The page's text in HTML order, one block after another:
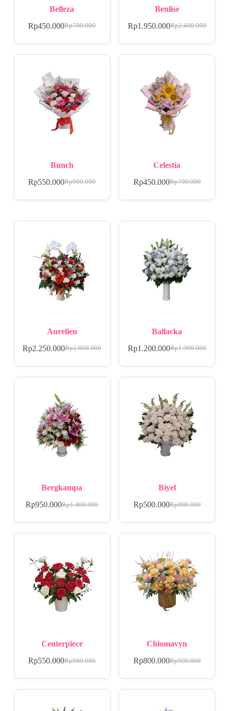
Belleza
Rp700.000
Rp450.000
Benlise
Rp2.400.000
Rp1.950.000
Bunch
Rp900.000
Rp550.000
Celestia
Rp700.000
Rp450.000
Aurelien
Rp2.800.000
Rp2.250.000
Ballacka
Rp1.900.000
Rp1.200.000
Bergkampa
Rp1.400.000
Rp950.000
Biyel
Rp800.000
Rp500.000
Centerpiece
Rp900.000
Rp550.000
Chiomavyn
Rp900.000
Rp800.000